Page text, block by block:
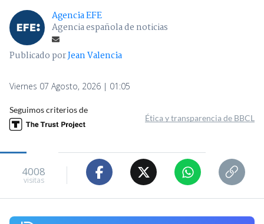
Agencia EFE
Agencia española de noticias
Publicado porJean Valencia
Viernes 07 Agosto, 2026 | 01:05
Seguimos criterios de
Ética y transparencia de BBCL
4008
visitas